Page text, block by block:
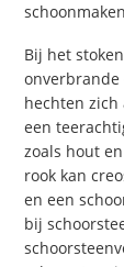
Bij het
onverbrande
hechten zich
een
zoals hout
rook kan
en een
bij